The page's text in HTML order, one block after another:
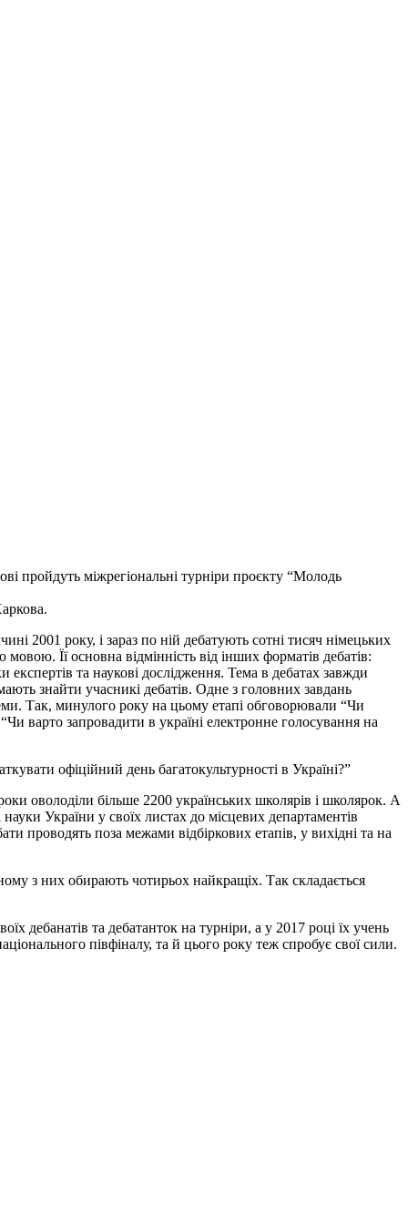
пройдуть міжрегіональні турніри проєкту “Молодь
2001 року, і зараз по ній дебатують сотні тисяч німецьких
Її основна відмінність від інших форматів дебатів:
та наукові дослідження. Тема в дебатах завжди
знайти учасникі дебатів. Одне з головних завдань
Так, минулого року на цьому етапі обговорювали “Чи
варто запровадити в україні електронне голосування на
офіційний день багатокультурності в Україні?”
оволоділи більше 2200 українських школярів і школярок. А
України у своїх листах до місцевих департаментів
проводять поза межами відбіркових етапів, у вихідні та на
з них обирають чотирьох найкращіх. Так складається
дебанатів та дебатанток на турніри, а у 2017 році їх учень
півфіналу, та й цього року теж спробує свої сили.